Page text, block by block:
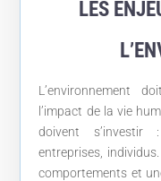
LES
L’environnement
l’impact de la vie
doivent s’investir
entreprises,
comportements et